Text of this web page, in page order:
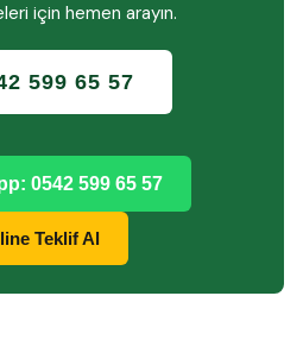
için hemen arayın.
599 65 57
0542 599 65 57
Teklif Al